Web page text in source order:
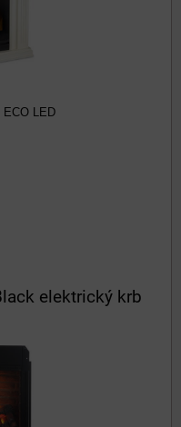
ECO LED
elektrický krb